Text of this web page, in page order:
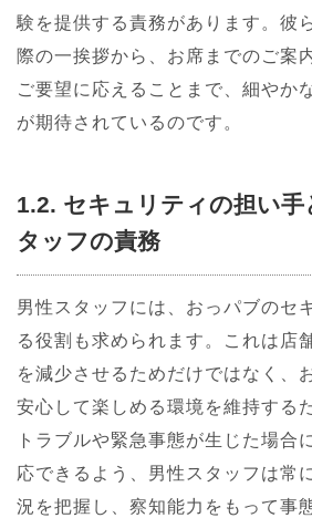
験を提供する責務があります。彼
際の一挨拶から、お席までのご案
ご要望に応えることまで、細やか
が期待されているのです。
1.2. セキュリティの担い手
タッフの責務
男性スタッフには、おっパブのセ
る役割も求められます。これは店
を減少させるためだけではなく、
安心して楽しめる環境を維持する
トラブルや緊急事態が生じた場合
応できるよう、男性スタッフは常
況を把握し、察知能力をもって事